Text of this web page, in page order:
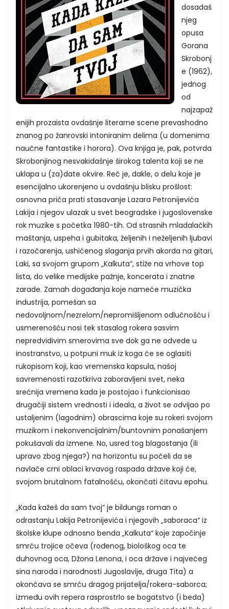
dosadaš
njeg
opusa
Gorana
Skrobonj
e (1962),
jednog
od
najzapaž
enijih prozaista ovdašnje literarne scene prevashodno
znanog po žanrovski intoniranim delima (u domenima
naučne fantastike i horora). Ova knjiga je, pak, potvrda
Skrobonjinog nesvakidašnje širokog talenta koji se ne
uklapa u (za)date okvire. Reč je, dakle, o delu koje je
esencijalno ukorenjeno u ovdašnju blisku prošlost:
osnovna priča prati stasavanje Lazara Petronijevića
Lakija i njegov ulazak u svet beogradske i jugoslovenske
rok muzike s početka 1980-tih. Od strasnih mladalačkih
maštanja, uspeha i gubitaka, željenih i neželjenih ljubavi
i razočarenja, ushićenog slaganja prvih akorda na gitari,
Laki, sa svojom grupom „Kalkuta“, stiže na vrhove top
lista, do velike medijske pažnje, koncerata i znatne
zarade. Zamah događanja koje nameće muzička
industrija, pomešan sa
nedovoljnom/nezrelom/nepromišljenom odlučnošću i
usmerenošću nosi tek stasalog rokera sasvim
nepredvidivim smerovima sve dok ga ne odvede u
inostranstvo, u potpuni muk iz koga će se oglasiti
rukopisom koji, kao vremenska kapsula, našoj
savremenosti razotkriva zaboravljeni svet, neka
srećnija vremena kada je postojao i funkcionisao
drugačiji sistem vrednosti i ideala, a život se odvijao po
ustaljenim (lagodnim) obrascima koje su rokeri svojom
muzikom i nekonvencijalnim/buntovnim ponašanjem
pokušavali da izmene. No, usred tog blagostanja (ili
upravo zbog njega?) na horizontu su počeli da se
navlače crni oblaci krvavog raspada države koji će,
svojom brutalnom fatalnošću, okončati čitavu epohu.
„Kada kažeš da sam tvoj“ je bildungs roman o
odrastanju Lakija Petronijevića i njegovih „saboraca“ iz
školske klupe odnosno benda „Kalkuta“ koje započinje
smrću trojice očeva (rođenog, biološkog oca te
duhovnog oca, Džona Lenona, i oca države i najvećeg
sina naroda i narodnosti Jugoslavije, druga Tita) a
okončava se smrću dragog prijatelja/rokera-saborca;
između ovih repera rasprostrlo se bogatstvo (i beda)